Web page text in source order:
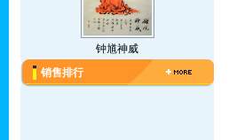
钟馗神威
销售排行